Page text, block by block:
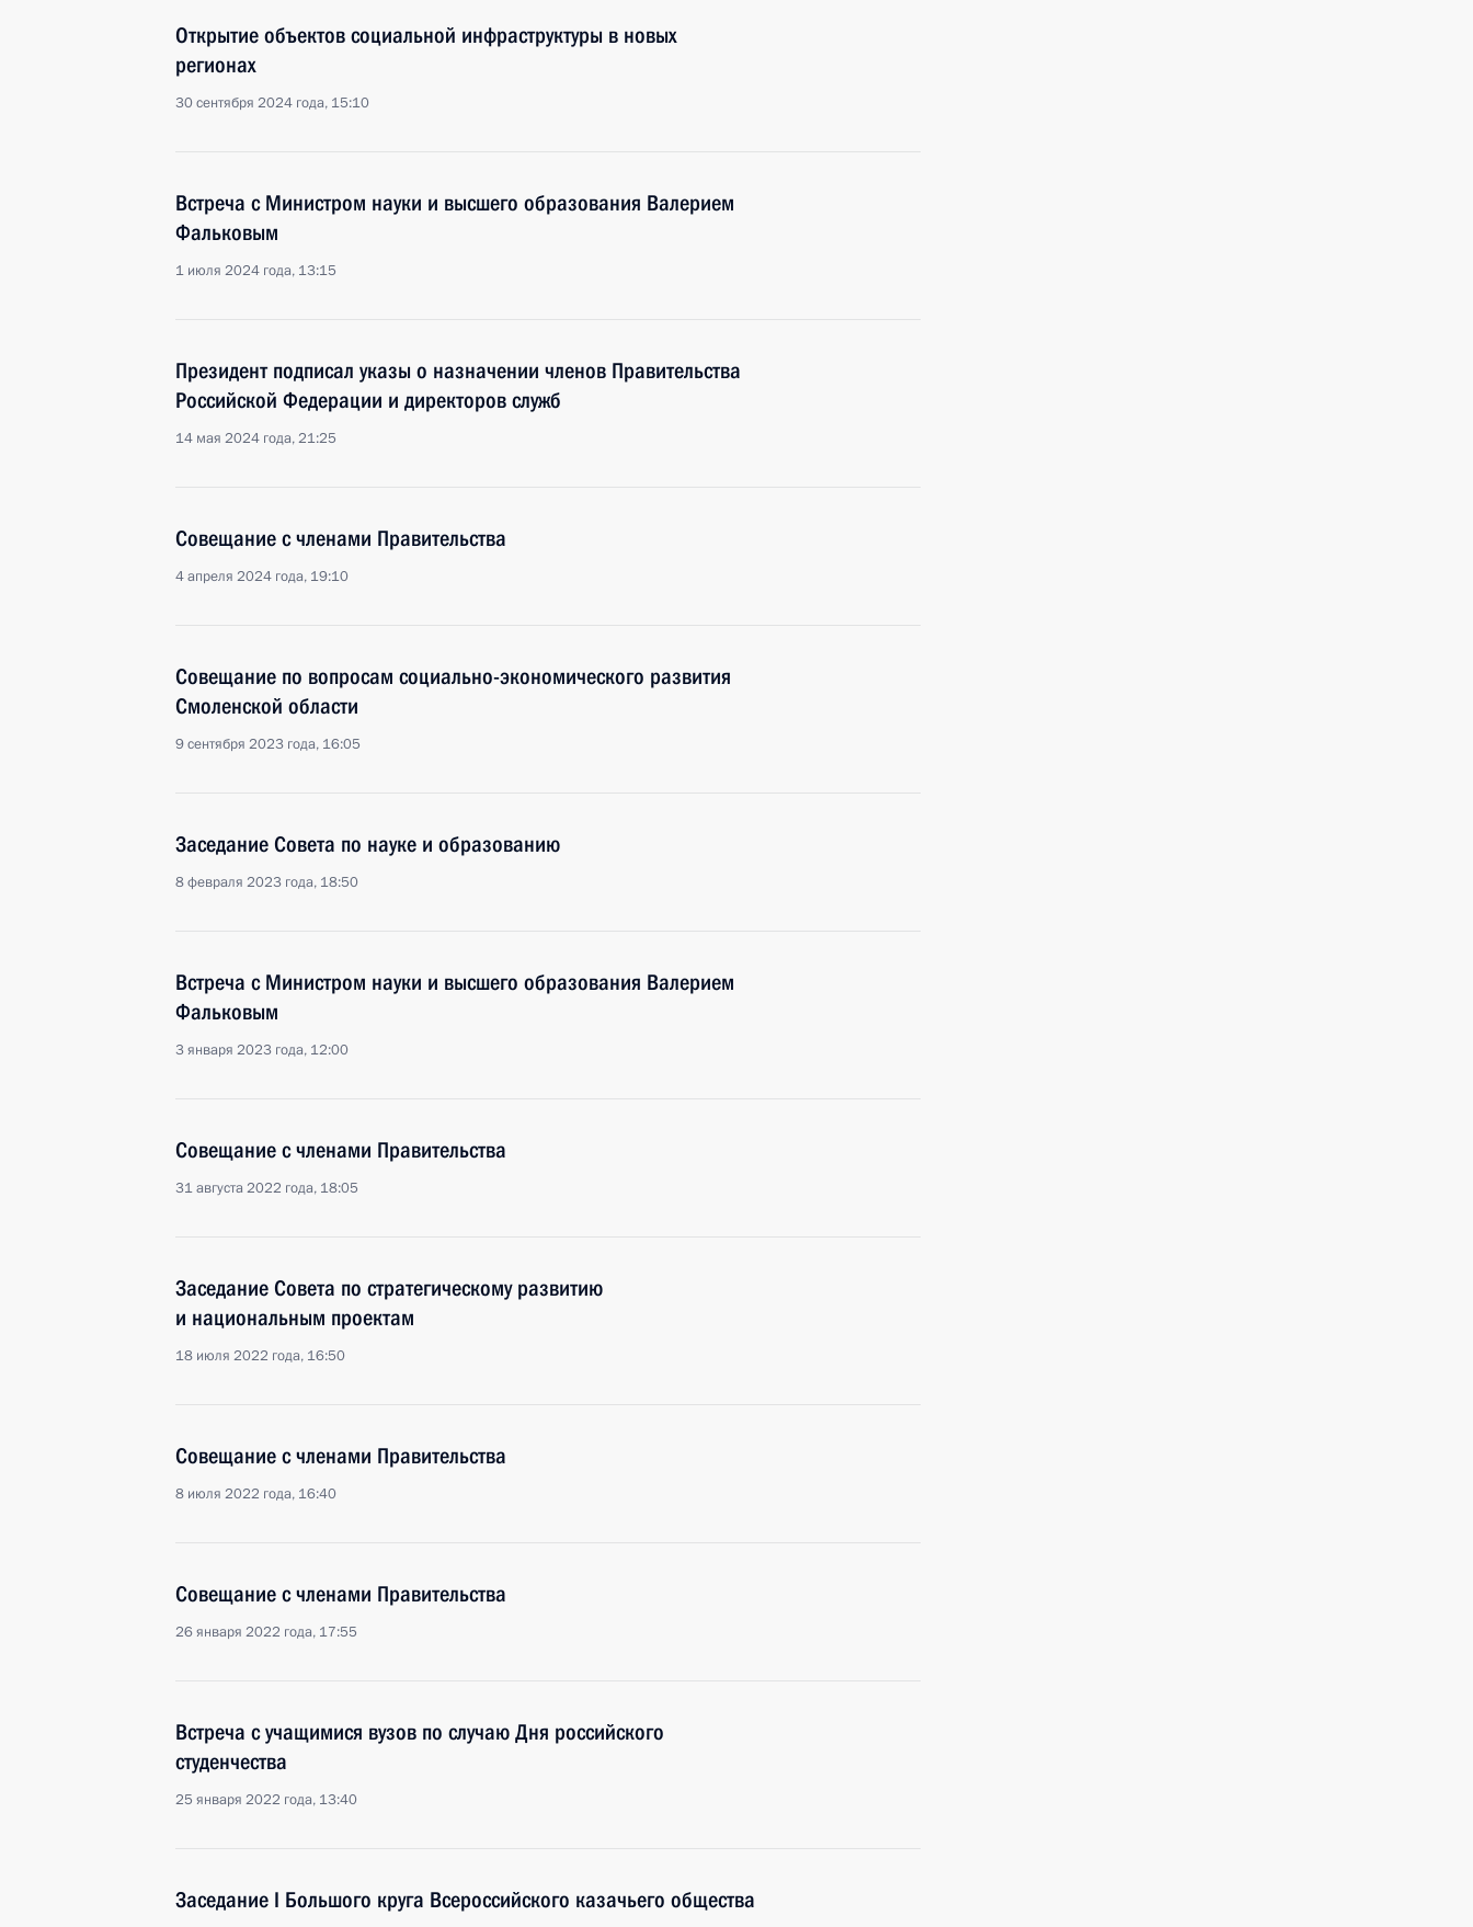
Открытие объектов социальной инфраструктуры в новых
регионах
30 сентября 2024 года, 15:10
Встреча с Министром науки и высшего образования Валерием
Фальковым
1 июля 2024 года, 13:15
Президент подписал указы о назначении членов Правительства
Российской Федерации и директоров служб
14 мая 2024 года, 21:25
Совещание с членами Правительства
4 апреля 2024 года, 19:10
Совещание по вопросам социально-экономического развития
Смоленской области
9 сентября 2023 года, 16:05
Заседание Совета по науке и образованию
8 февраля 2023 года, 18:50
Встреча с Министром науки и высшего образования Валерием
Фальковым
3 января 2023 года, 12:00
Совещание с членами Правительства
31 августа 2022 года, 18:05
Заседание Совета по стратегическому развитию
и национальным проектам
18 июля 2022 года, 16:50
Совещание с членами Правительства
8 июля 2022 года, 16:40
Совещание с членами Правительства
26 января 2022 года, 17:55
Встреча с учащимися вузов по случаю Дня российского
студенчества
25 января 2022 года, 13:40
Заседание I Большого круга Всероссийского казачьего общества